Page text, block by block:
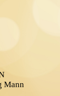
Mann